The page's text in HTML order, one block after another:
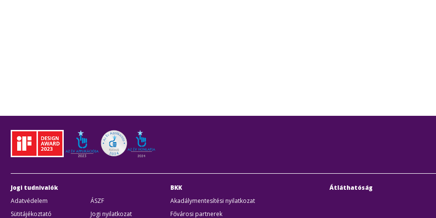
Jogi tudnivalók
Adatvédelem
ÁSZF
Sütitájékoztató
Jogi nyilatkozat
BKK
Akadálymentesítési nyilatkozat
Fővárosi partnerek
Átláthatóság